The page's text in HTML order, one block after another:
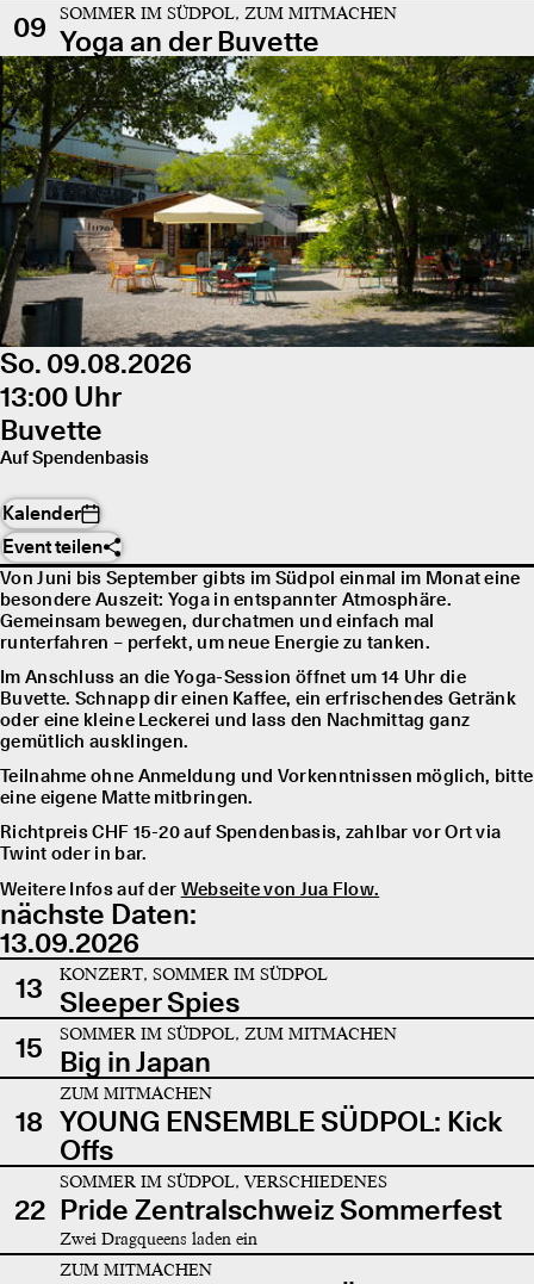
09
SOMMER IM SÜDPOL, ZUM MITMACHEN
Yoga an der Buvette
So. 09.08.2026
13:00 Uhr
Buvette
Auf Spendenbasis
Kalender
Event teilen
Von Juni bis September gibts im Südpol einmal im Monat eine
besondere Auszeit: Yoga in entspannter Atmosphäre.
Gemeinsam bewegen, durchatmen und einfach mal
runterfahren – perfekt, um neue Energie zu tanken.
Im Anschluss an die Yoga-Session öffnet um 14 Uhr die
Buvette. Schnapp dir einen Kaffee, ein erfrischendes Getränk
oder eine kleine Leckerei und lass den Nachmittag ganz
gemütlich ausklingen.
Teilnahme ohne Anmeldung und Vorkenntnissen möglich, bitte
eine eigene Matte mitbringen.
Richtpreis CHF 15-20 auf Spendenbasis, zahlbar vor Ort via
Twint oder in bar.
Weitere Infos auf der Webseite von Jua Flow.
nächste Daten:
13.09.2026
13
KONZERT, SOMMER IM SÜDPOL
Sleeper Spies
15
SOMMER IM SÜDPOL, ZUM MITMACHEN
Big in Japan
18
ZUM MITMACHEN
YOUNG ENSEMBLE SÜDPOL: Kick
Offs
22
SOMMER IM SÜDPOL, VERSCHIEDENES
Pride Zentralschweiz Sommerfest
Zwei Dragqueens laden ein
ZUM MITMACHEN